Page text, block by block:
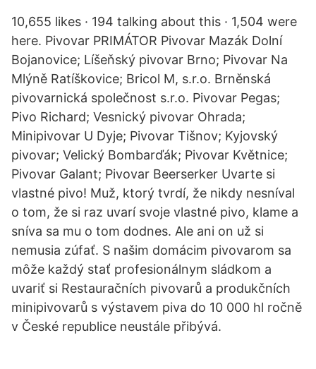
10,655 likes · 194 talking about this · 1,504 were
here. Pivovar PRIMÁTOR Pivovar Mazák Dolní
Bojanovice; Líšeňský pivovar Brno; Pivovar Na
Mlýně Ratíškovice; Bricol M, s.r.o. Brněnská
pivovarnická společnost s.r.o. Pivovar Pegas;
Pivo Richard; Vesnický pivovar Ohrada;
Minipivovar U Dyje; Pivovar Tišnov; Kyjovský
pivovar; Velický Bombarďák; Pivovar Květnice;
Pivovar Galant; Pivovar Beerserker Uvarte si
vlastné pivo! Muž, ktorý tvrdí, že nikdy nesníval
o tom, že si raz uvarí svoje vlastné pivo, klame a
sníva sa mu o tom dodnes. Ale ani on už si
nemusia zúfať. S našim domácim pivovarom sa
môže každý stať profesionálnym sládkom a
uvariť si Restauračních pivovarů a produkčních
minipivovarů s výstavem piva do 10 000 hl ročně
v České republice neustále přibývá.